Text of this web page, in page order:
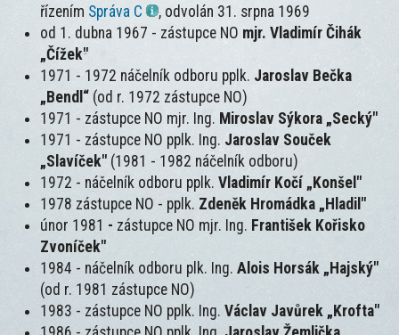
řízením Správa C
, odvolán 31. srpna 1969
od 1. dubna 1967 - zástupce NO mjr. Vladimír Čihák
„Čížek"
1971 - 1972 náčelník odboru pplk. Jaroslav Bečka
„Bendl“ (od r. 1972 zástupce NO)
1971 - zástupce NO mjr. Ing. Miroslav Sýkora „Secký"
1971 - zástupce NO pplk. Ing. Jaroslav Souček
„Slavíček" (1981 - 1982 náčelník odboru)
1972 - náčelník odboru pplk.Vladimír Kočí „Konšel"
1978 zástupce NO - pplk. Zdeněk Hromádka „Hladil"
únor 1981 - zástupce NO mjr. Ing. František Kořisko
Zvoníček"
1984 - náčelník odboru plk. Ing.Alois Horsák „Hajský"
(od r. 1981 zástupce NO)
1983 - zástupce NO pplk. Ing.Václav Javůrek „Krofta"